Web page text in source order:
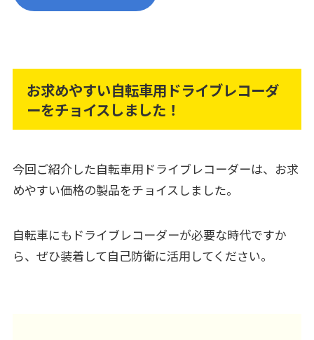
お求めやすい自転車用ドライブレコーダ
ーをチョイスしました！
今回ご紹介した自転車用ドライブレコーダーは、お求
めやすい価格の製品をチョイスしました。
自転車にもドライブレコーダーが必要な時代ですか
ら、ぜひ装着して自己防衛に活用してください。